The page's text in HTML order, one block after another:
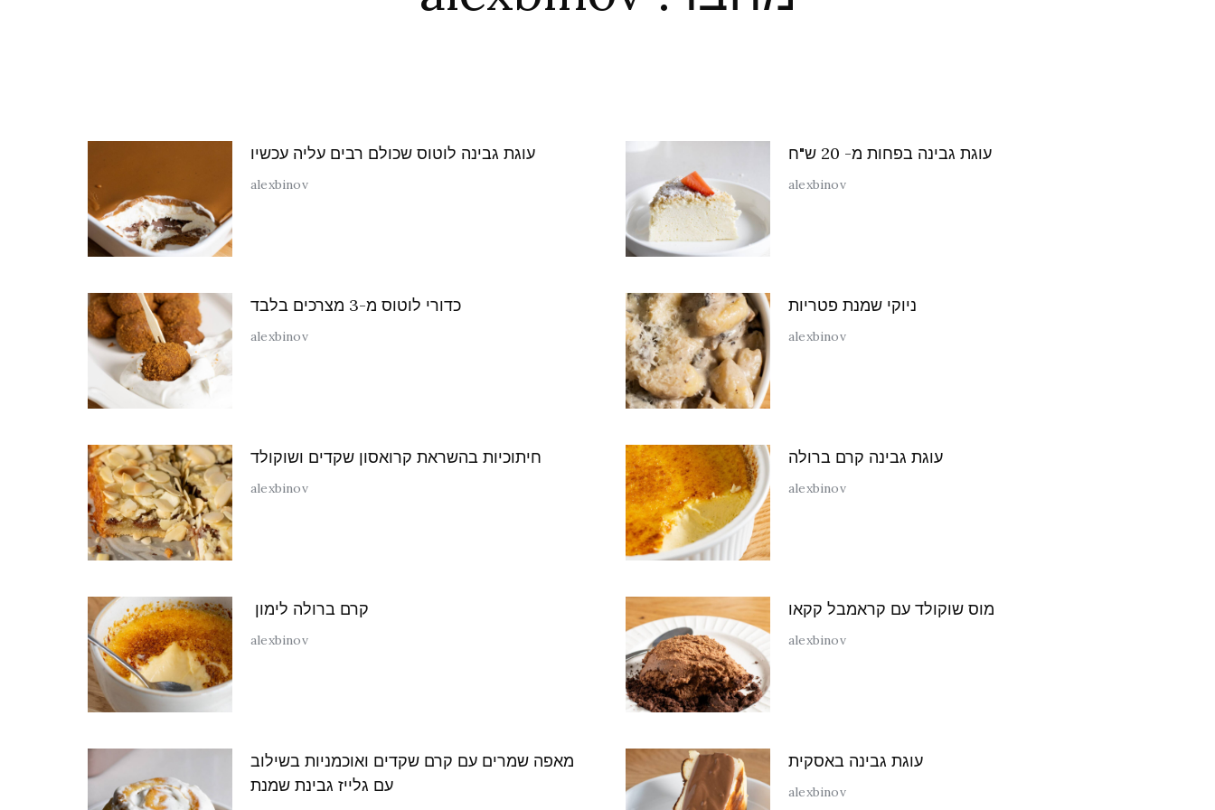
עוגת גבינה בפחות מ- 20 ש"ח
alexbinov
עוגת גבינה לוטוס שכולם רבים עליה עכשיו
alexbinov
ניוקי שמנת פטריות
alexbinov
כדורי לוטוס מ-3 מצרכים בלבד
alexbinov
עוגת גבינה קרם ברולה
alexbinov
חיתוכיות בהשראת קרואסון שקדים ושוקולד
alexbinov
מוס שוקולד עם קראמבל קקאו
alexbinov
קרם ברולה לימון
alexbinov
עוגת גבינה באסקית
alexbinov
מאפה שמרים עם קרם שקדים ואוכמניות בשילוב
עם גלייז גבינת שמנת